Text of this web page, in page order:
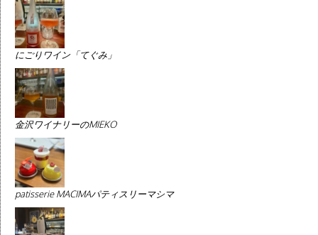
にごりワイン「てぐみ」
金沢ワイナリーのMIEKO
patisserie MACIMAパティスリーマシマ